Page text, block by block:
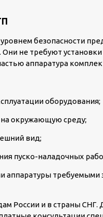
безопасности
не требуют
аппаратура
оборудования;
на окружающую среду;
вид;
пуско-наладочных
аппаратуры требуемыми
России и в страны